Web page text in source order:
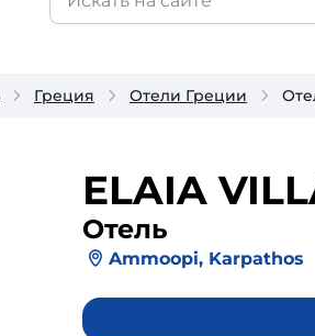
Греция Отели Греции
ELAIA
Отель
Ammoopi, Karpathos